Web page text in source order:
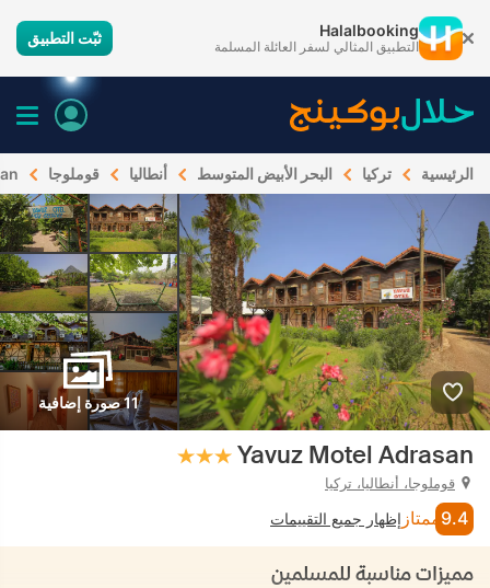
Halalbooking
التطبيق المثالي لسفر العائلة المسلمة ثبّت التطبيق
الرئيسية تركيا البحر الأبيض المتوسط أنطاليا قوملوجا
11 صورة إضافية
Yavuz Motel Adrasan
قوملوجا، أنطاليا، تركيا
9.4 ممتاز إظهار جميع التقييمات
مميزات مناسبة للمسلمين